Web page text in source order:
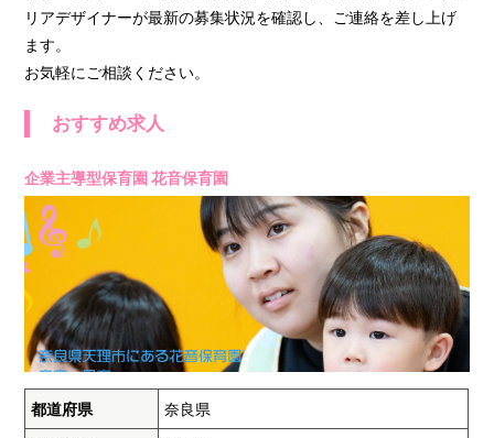
リアデザイナーが最新の募集状況を確認し、ご連絡を差し上げ
ます。
お気軽にご相談ください。
おすすめ求人
企業主導型保育園 花音保育園
都道府県 奈良県